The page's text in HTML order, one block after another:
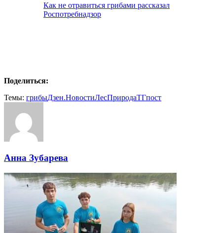
Как не отравиться грибами рассказал
Роспотребнадзор
Поделиться:
Темы: грибыДзен.НовостиЛесПриродаТГпост
Анна Зубарева